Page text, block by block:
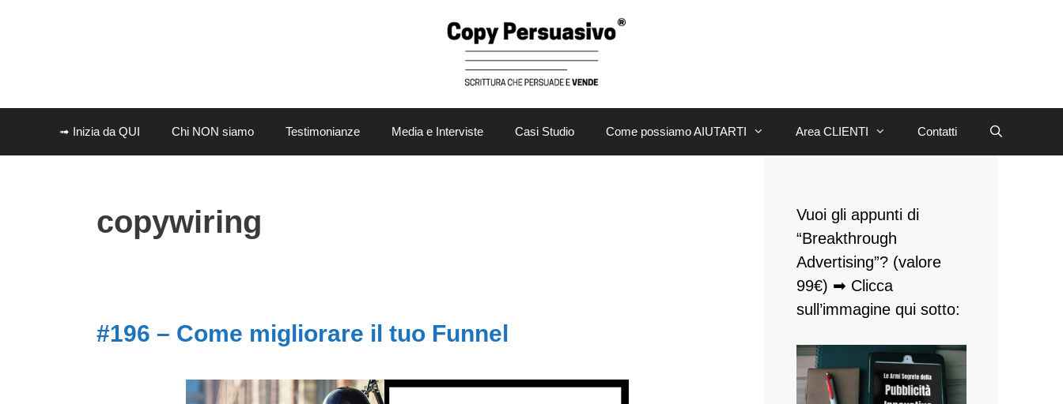
➟ Inizia da QUI Chi NON siamo Testimonianze Media e Interviste Casi Studio Come possiamo AIUTARTI Area CLIENTI Contatti
copywiring
#196 – Come migliorare il tuo Funnel
Vuoi gli appunti di
“Breakthrough
Advertising”? (valore
99€) ➡ Clicca
sull’immagine qui sotto: